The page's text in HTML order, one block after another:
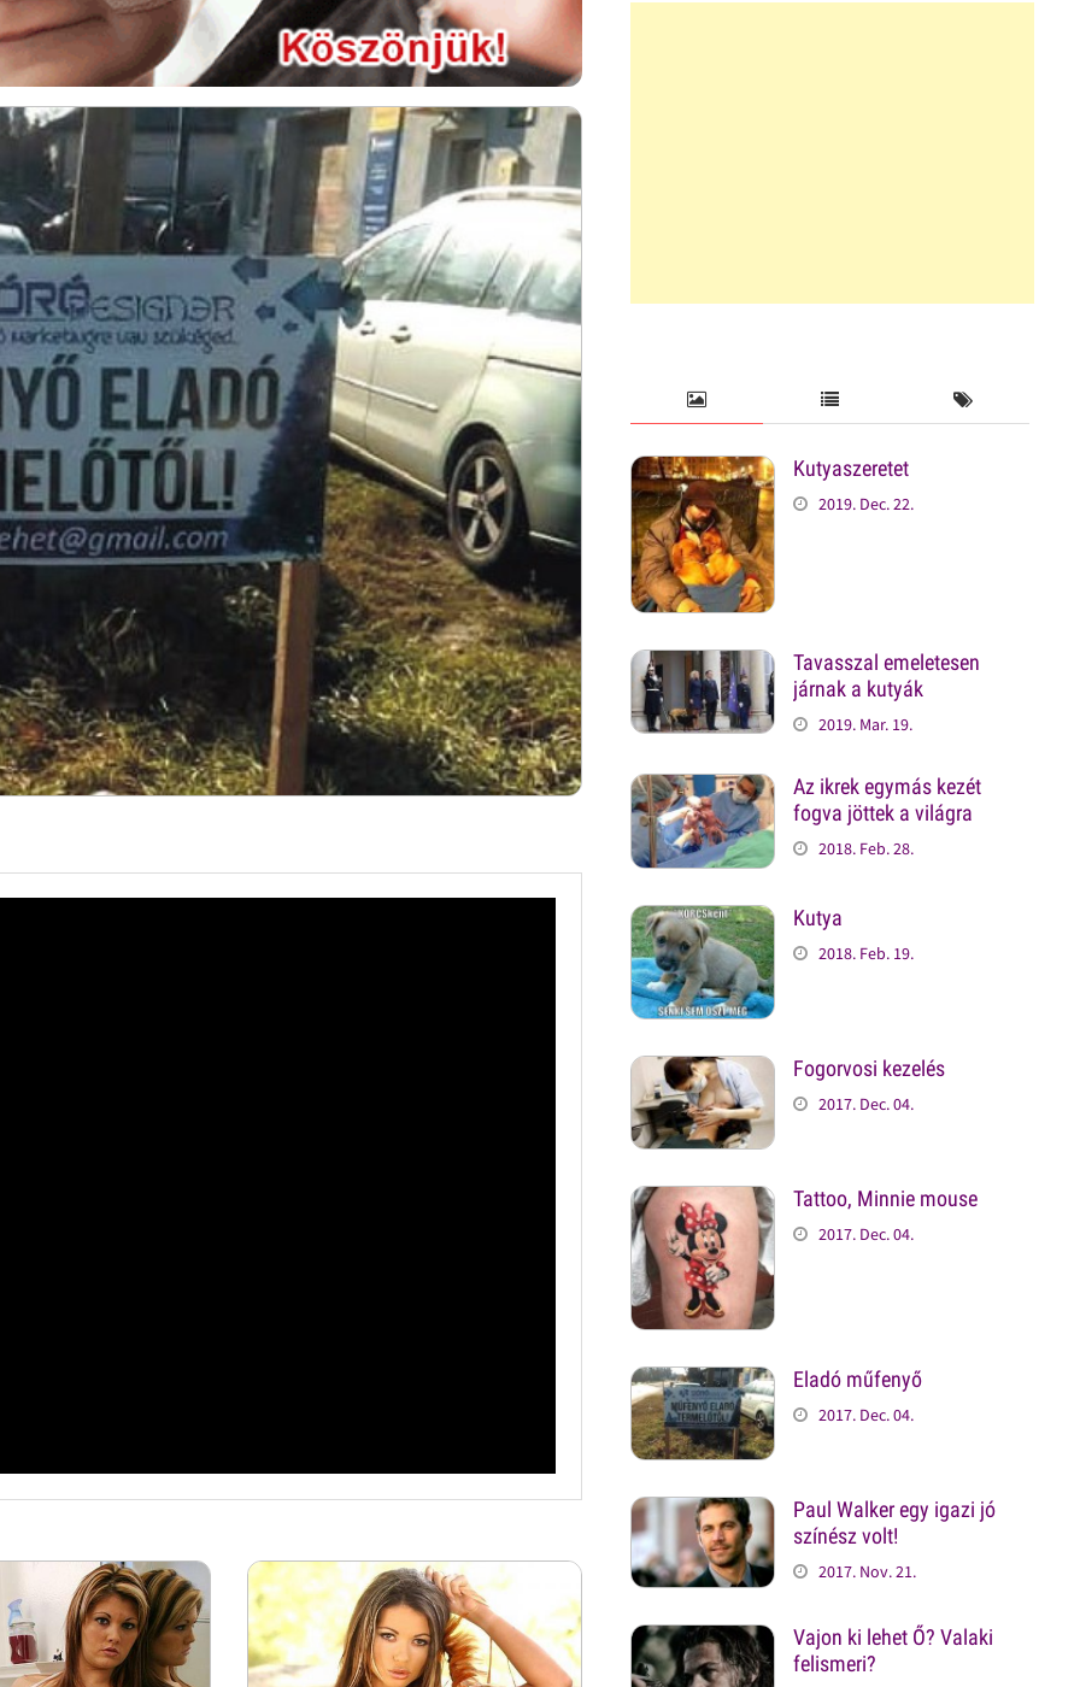
Kutyaszeretet
2019. Dec. 22.
Tavasszal emeletesen
járnak a kutyák
2019. Mar. 19.
Az ikrek egymás kezét
fogva jöttek a világra
2018. Feb. 28.
Kutya
2018. Feb. 19.
Fogorvosi kezelés
2017. Dec. 04.
Tattoo, Minnie mouse
2017. Dec. 04.
Eladó műfenyő
2017. Dec. 04.
Paul Walker egy igazi jó
színész volt!
2017. Nov. 21.
Vajon ki lehet Ő? Valaki
felismeri?